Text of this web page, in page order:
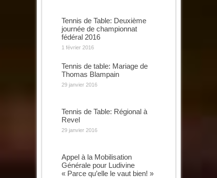
Tennis de Table: Deuxième
journée de championnat
fédéral 2016
1 février 2016
Tennis de table: Mariage de
Thomas Blampain
29 janvier 2016
Tennis de Table: Régional à
Revel
29 janvier 2016
Appel à la Mobilisation
Générale pour Ludivine
« Parce qu’elle le vaut bien! »